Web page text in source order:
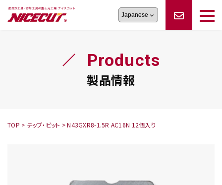
旋盤工具シリーズ
シリーズ
オーダー品依頼
フェイス・ショルダーシリーズかんたんオーダー
トラブルシューティング
ロックピンの逆ジメに注意
Products
製品情報
TOP > チップ・ビット >N43GXR8-1.5R AC16N 12個入り